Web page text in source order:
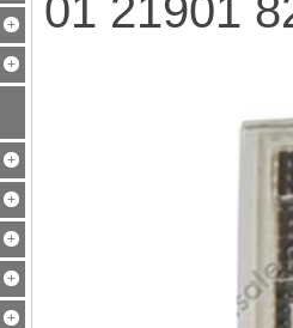
01 21901